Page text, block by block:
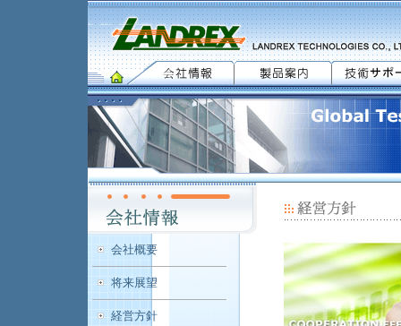
会社概要
将来展望
経営方針